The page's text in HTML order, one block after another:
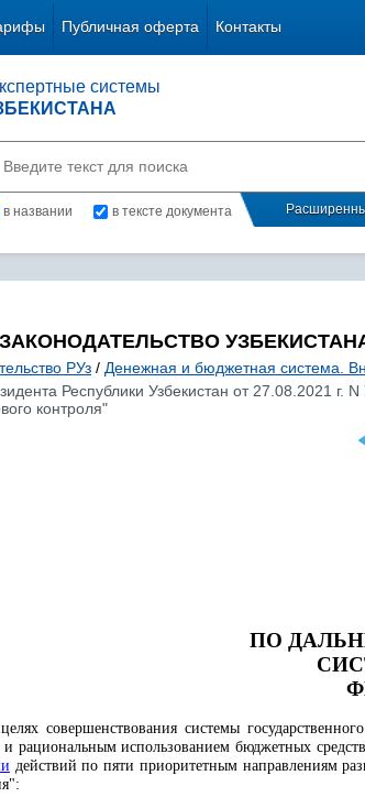
Публичная оферта Контакты
системы
в названии в тексте документа
РУз / Денежная и бюджетная система.
Республики Узбекистан от 27.08.2021
контроля"
ПО
совершенствования системы
рациональным использованием бюджетных
действий по пяти приоритетным направлениям